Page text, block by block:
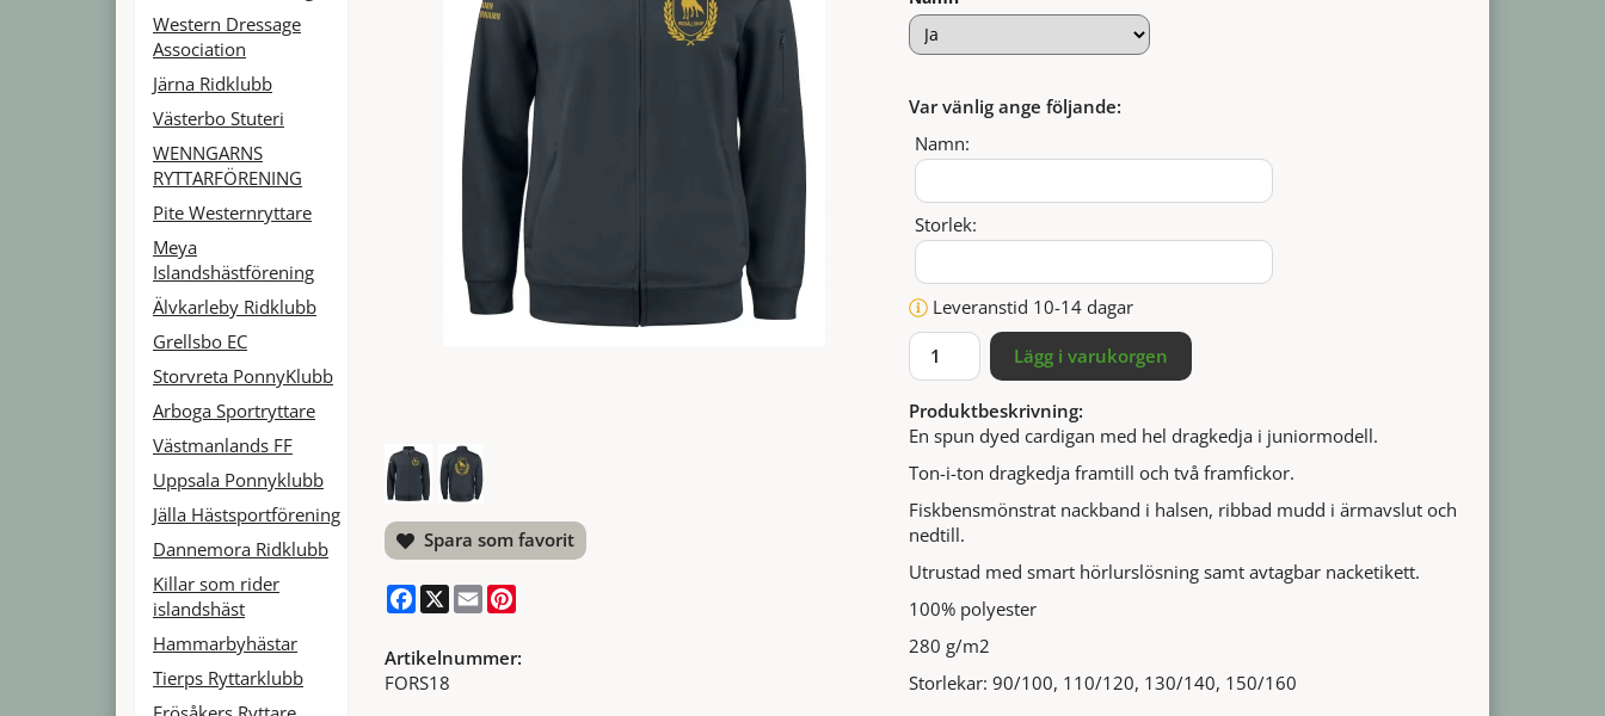
Western Dressage
Association
Järna Ridklubb
Västerbo Stuteri
WENNGARNS
RYTTARFÖRENING
Pite Westernryttare
Meya
Islandshästförening
Älvkarleby Ridklubb
Grellsbo EC
Storvreta PonnyKlubb
Arboga Sportryttare
Västmanlands FF
Uppsala Ponnyklubb
Jälla Hästsportförening
Dannemora Ridklubb
Killar som rider
islandshäst
Hammarbyhästar
Tierps Ryttarklubb
Var vänlig ange följande:
Namn:
Storlek:
Leveranstid 10-14 dagar
Lägg i varukorgen
Produktbeskrivning:
En spun dyed cardigan med hel dragkedja i juniormodell.
Ton-i-ton dragkedja framtill och två framfickor.
Fiskbensmönstrat nackband i halsen, ribbad mudd i ärmavslut och
nedtill.
Utrustad med smart hörlurslösning samt avtagbar nacketikett.
100% polyester
280 g/m2
Storlekar: 90/100, 110/120, 130/140, 150/160
Spara som favorit
Facebook
X Email
Artikelnummer:
FORS18